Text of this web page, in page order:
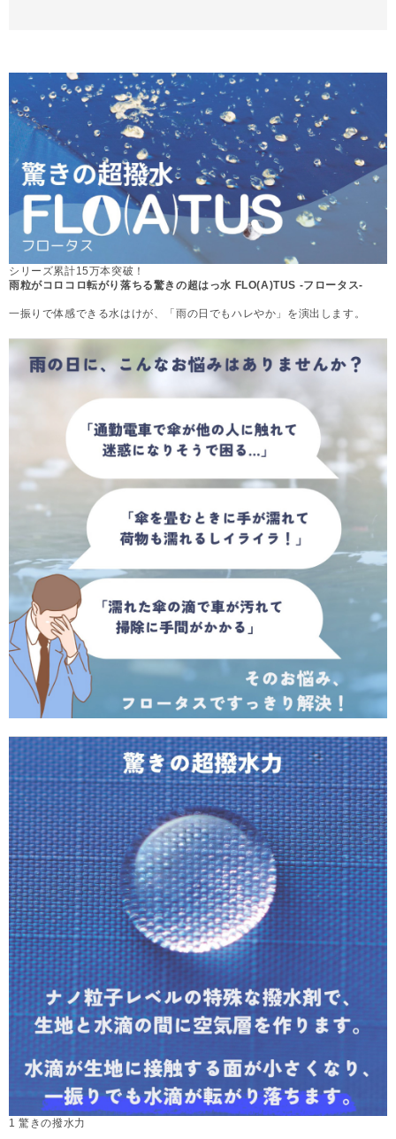
シリーズ累計15万本突破！
雨粒がコロコロ転がり落ちる驚きの超はっ水 FLO(A)TUS -フロータス-
一振りで体感できる水はけが、「雨の日でもハレやか」を演出します。
1 驚きの撥水力